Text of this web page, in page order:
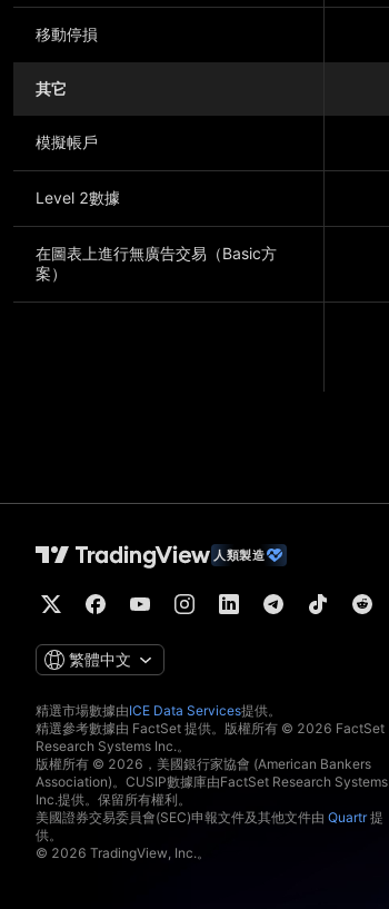
移動停損
其它
模擬帳戶
Level 2數據
在圖表上進行無廣告交易（Basic方
案）
人類製造
繁體中文
精選市場數據由ICE Data Services提供。
精選參考數據由 FactSet 提供。版權所有 © 2026 FactSet
Research Systems Inc.。
版權所有 © 2026，美國銀行家協會 (American Bankers
Association)。CUSIP數據庫由FactSet Research Systems
Inc.提供。保留所有權利。
美國證券交易委員會(SEC)申報文件及其他文件由 Quartr提
供。
© 2026 TradingView, Inc.。